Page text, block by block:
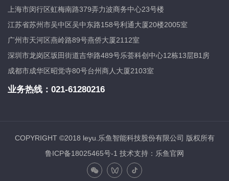
上海市闵行区虹梅南路379弄力波商务中心23号楼
江苏省苏州市吴中区吴中东路158号利通大厦20楼2005室
广州市天河区燕岭路89号燕侨大厦2112室
深圳市龙岗区坂田街道吉华路489号乐荟科创中心12栋13层B1房
成都市成华区昭觉寺80号台州商人大厦2103室
业务热线： 021-61280216
COPYRIGHT ©2018 leyu.乐鱼智能科技股份有限公司 版权所有
鲁ICP备18025465号-1 技术支持：乐鱼官网